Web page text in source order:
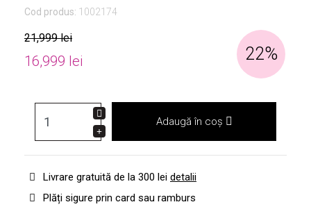
Cod produs: 1002174
21,999 lei
16,999 lei 22%
Adaugă în coș
Livrare gratuită de la 300 lei detalii
Plăți sigure prin card sau ramburs